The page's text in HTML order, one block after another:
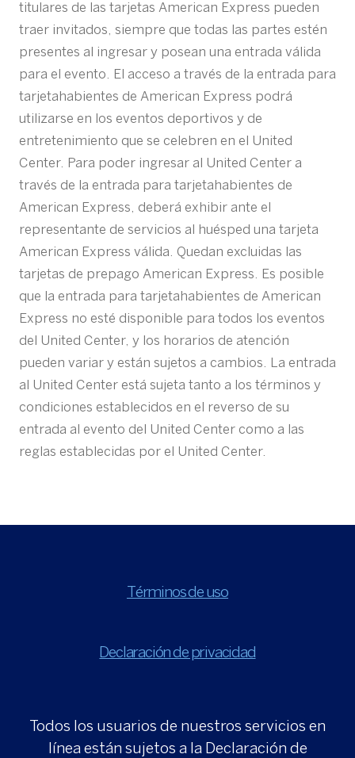
titulares de las tarjetas American Express pueden
traer invitados, siempre que todas las partes estén
presentes al ingresar y posean una entrada válida
para el evento. El acceso a través de la entrada para
tarjetahabientes de American Express podrá
utilizarse en los eventos deportivos y de
entretenimiento que se celebren en el United
Center. Para poder ingresar al United Center a
través de la entrada para tarjetahabientes de
American Express, deberá exhibir ante el
representante de servicios al huésped una tarjeta
American Express válida. Quedan excluidas las
tarjetas de prepago American Express. Es posible
que la entrada para tarjetahabientes de American
Express no esté disponible para todos los eventos
del United Center, y los horarios de atención
pueden variar y están sujetos a cambios. La entrada
al United Center está sujeta tanto a los términos y
condiciones establecidos en el reverso de su
entrada al evento del United Center como a las
reglas establecidas por el United Center.
Términos de uso
Declaración de privacidad
Todos los usuarios de nuestros servicios en
línea están sujetos a la Declaración de